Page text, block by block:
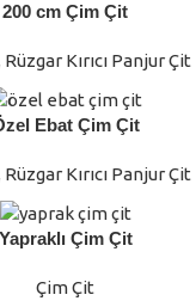
200 cm Çim Çit
Rüzgar Kırıcı Panjur Çit
Ebat Çim Çit
Rüzgar Kırıcı Panjur Çit
Yapraklı Çim Çit
Çim Çit